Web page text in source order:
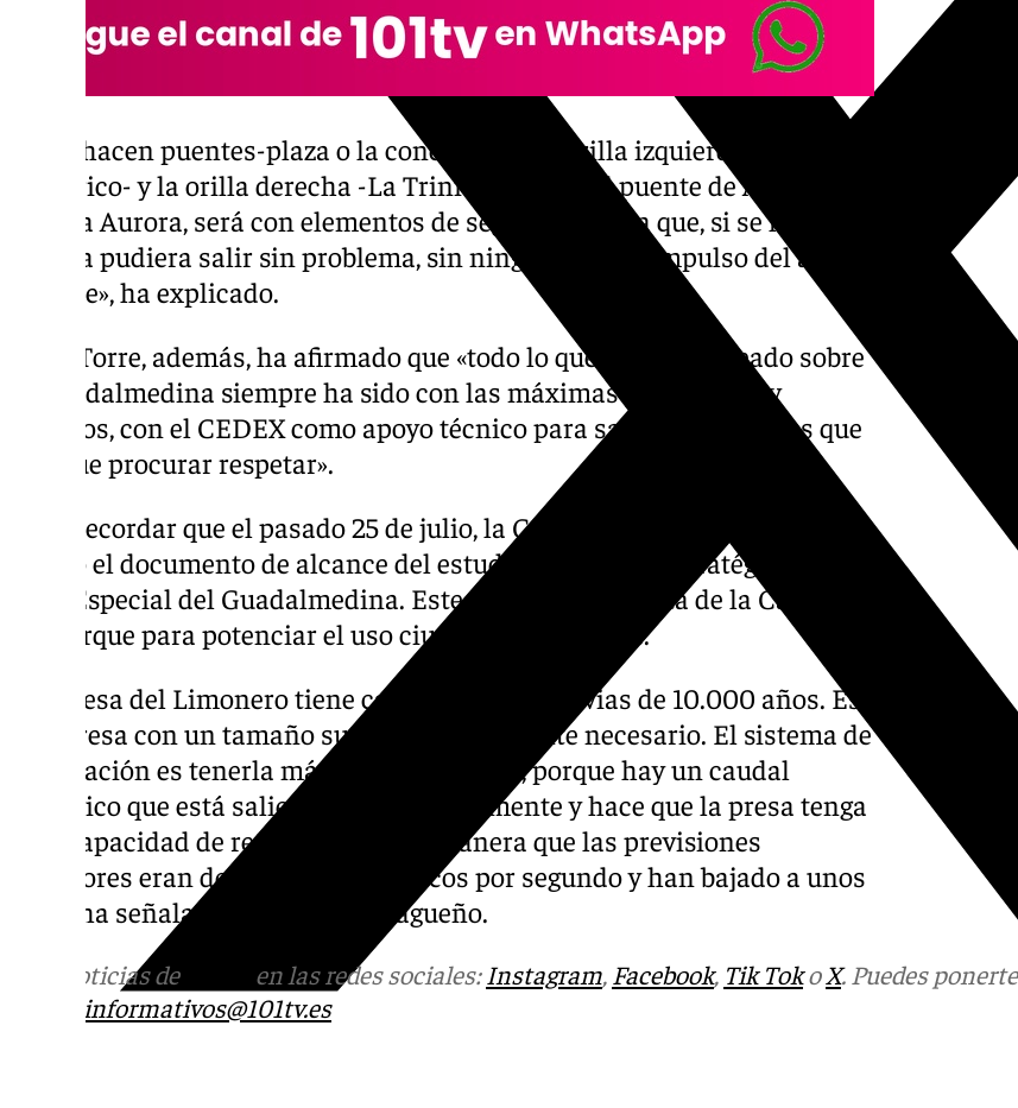
«Si se hacen puentes-plaza o la conexión de la orilla izquierda -Centro
Histórico- y la orilla derecha -La Trinidad- entre el puente de Armiñán y
el de la Aurora, será con elementos de seguridad. Para que, si se llenara,
el agua pudiera salir sin problema, sin ningún tipo de impulso del agua o
del aire», ha explicado.
De la Torre, además, ha afirmado que «todo lo que se ha planteado sobre
el Guadalmedina siempre ha sido con las máximas previsiones y
cálculos, con el CEDEX como apoyo técnico para saber los caudales que
hay que procurar respetar».
Cabe recordar que el pasado 25 de julio, la Consejería de Sostenibilidad
emitió el documento de alcance del estudio ambiental estratégico del
Plan Especial del Guadalmedina. Este avala la propuesta de la Casona
del Parque para potenciar el uso ciudadano del cauce.
«La Presa del Limonero tiene capacidad para lluvias de 10.000 años. Es
una presa con un tamaño superior al realmente necesario. El sistema de
explotación es tenerla más vacía que antes, porque hay un caudal
ecológico que está saliendo permanentemente y hace que la presa tenga
más capacidad de retención. De tal manera que las previsiones
anteriores eran de 600 metros cúbicos por segundo y han bajado a unos
400», ha señalado el regidor malagueño.
Más noticias de en las redes sociales: Instagram, Facebook, Tik TokoX. Puedes
informativos@101tv.es